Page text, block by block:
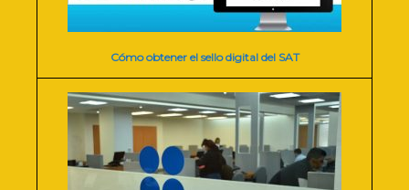
Cómo obtener el sello digital del SAT